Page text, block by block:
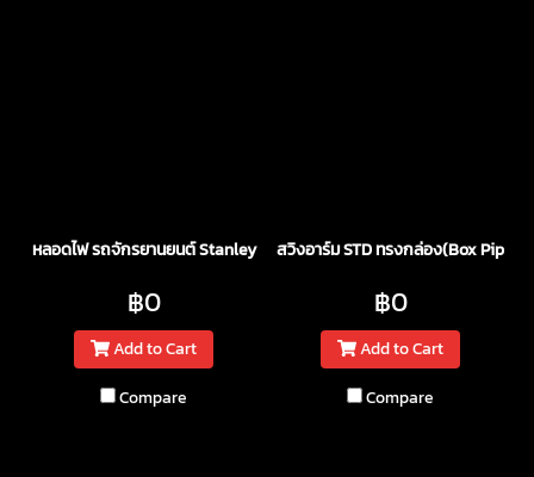
หลอดไฟ รถจักรยานยนต์ Stanley
฿0
Add to Cart
Compare
สวิงอาร์ม STD ทรงกล่อง(Box Pipe)
฿0
Add to Cart
Compare